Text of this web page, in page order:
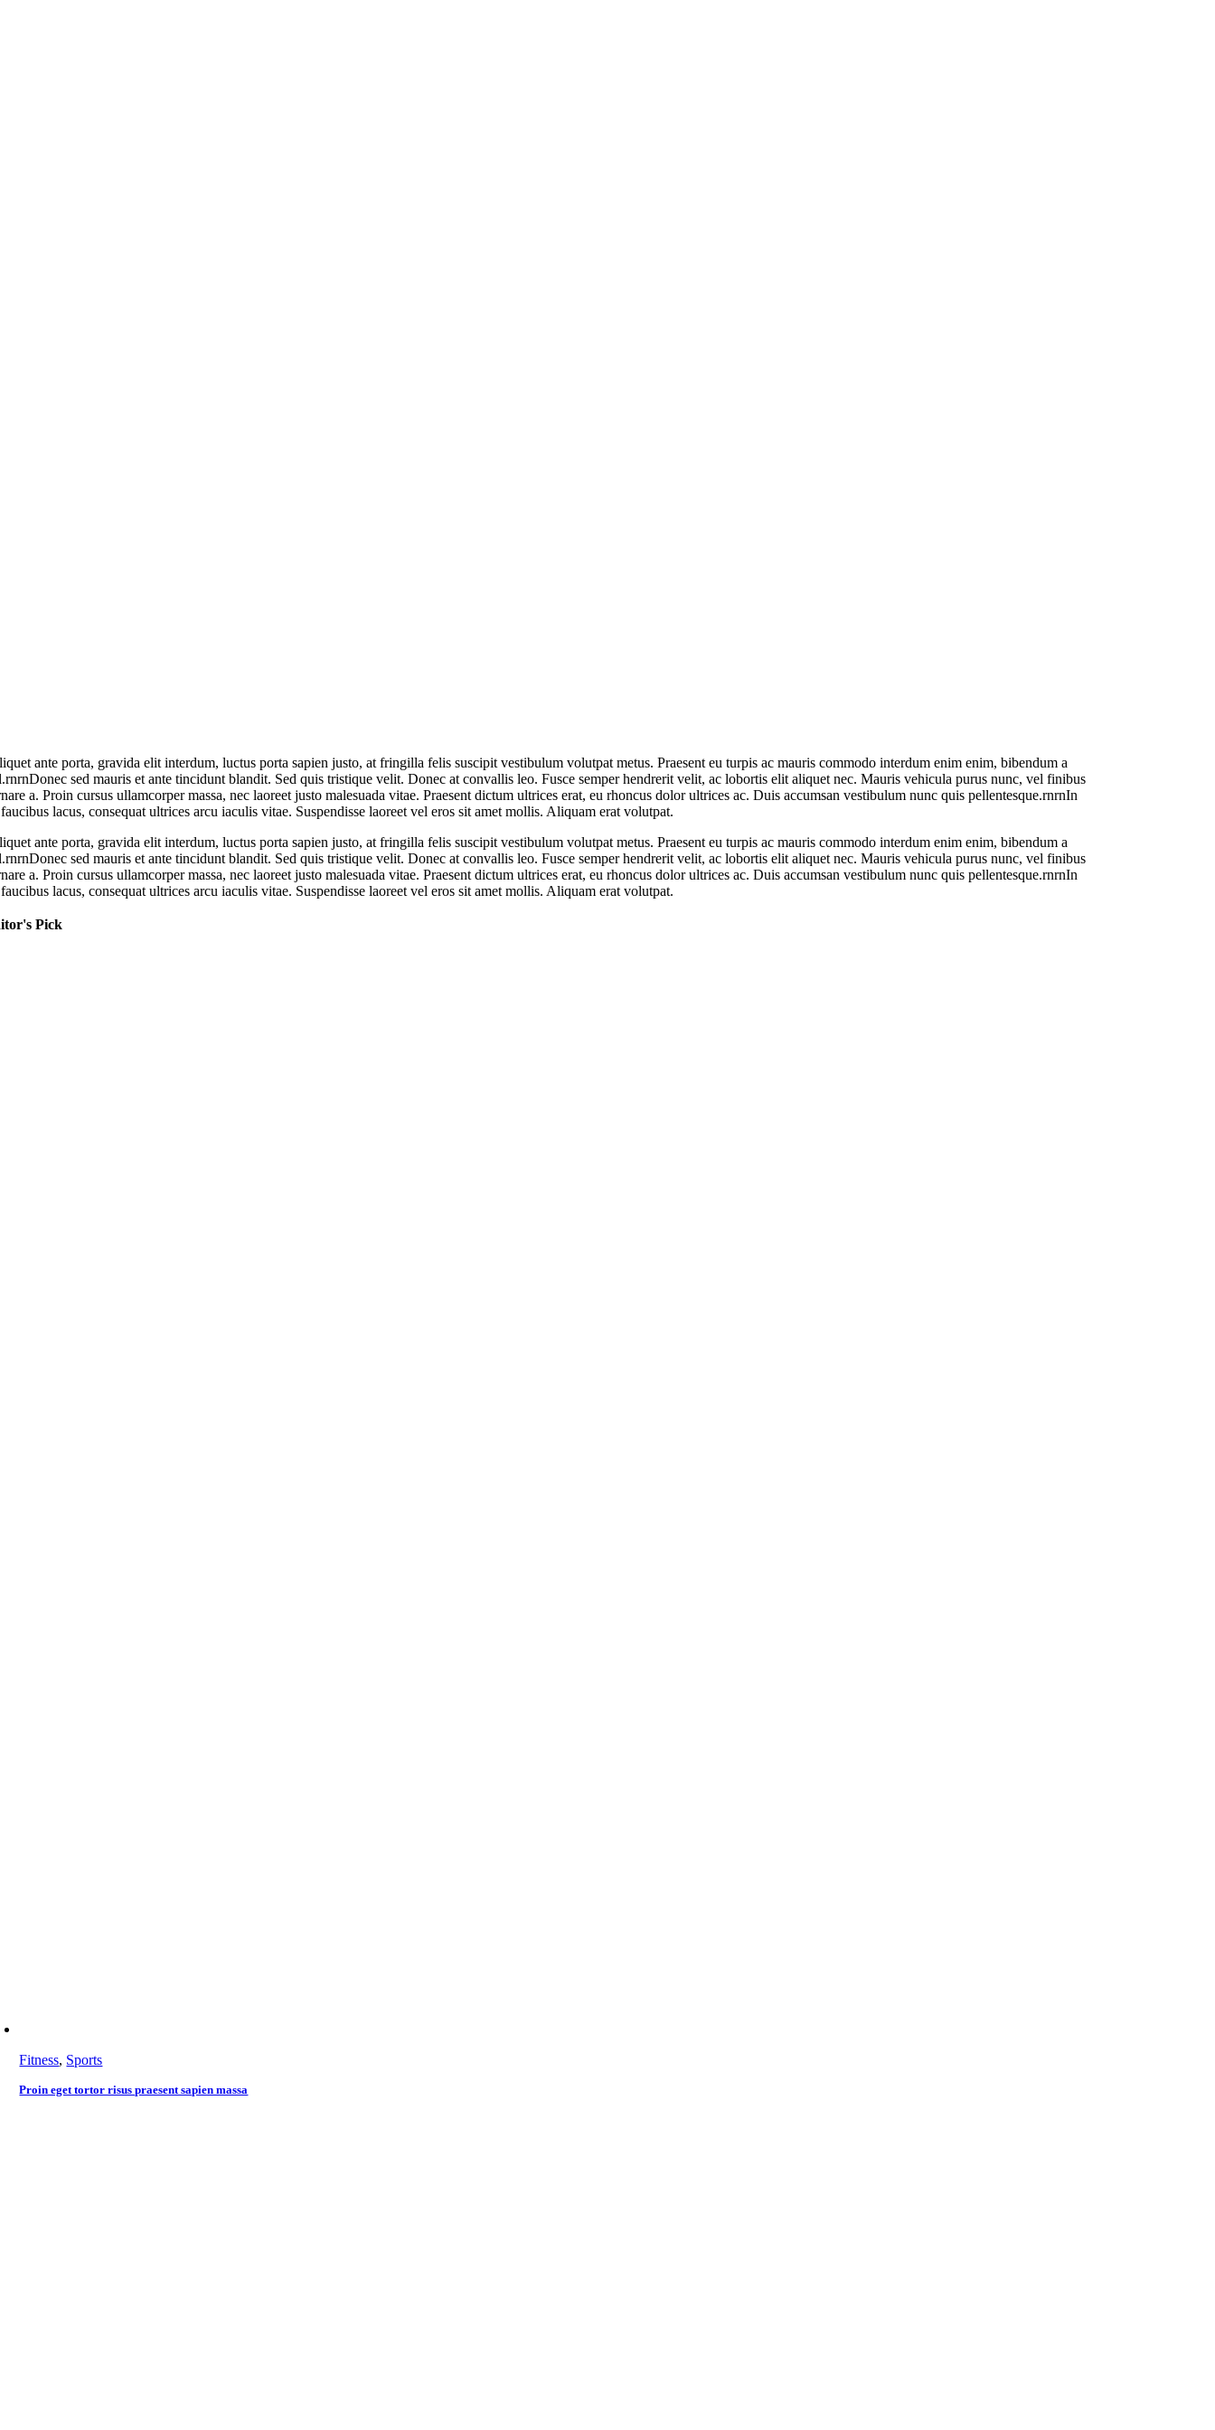
ante porta, gravida elit interdum, luctus porta sapien justo, at fringilla felis suscipit vestibulum volutpat metus. Praesent eu turpis ac mauris commodo interdum enim enim, bibendum a
sed mauris et ante tincidunt blandit. Sed quis tristique velit. Donec at convallis leo. Fusce semper hendrerit velit, ac lobortis elit aliquet nec. Mauris vehicula purus nunc, vel finibus
a. Proin cursus ullamcorper massa, nec laoreet justo malesuada vitae. Praesent dictum ultrices erat, eu rhoncus dolor ultrices ac. Duis accumsan vestibulum nunc quis pellentesque.rnrnIn
lacus, consequat ultrices arcu iaculis vitae. Suspendisse laoreet vel eros sit amet mollis. Aliquam erat volutpat.
ante porta, gravida elit interdum, luctus porta sapien justo, at fringilla felis suscipit vestibulum volutpat metus. Praesent eu turpis ac mauris commodo interdum enim enim, bibendum a
sed mauris et ante tincidunt blandit. Sed quis tristique velit. Donec at convallis leo. Fusce semper hendrerit velit, ac lobortis elit aliquet nec. Mauris vehicula purus nunc, vel finibus
a. Proin cursus ullamcorper massa, nec laoreet justo malesuada vitae. Praesent dictum ultrices erat, eu rhoncus dolor ultrices ac. Duis accumsan vestibulum nunc quis pellentesque.rnrnIn
lacus, consequat ultrices arcu iaculis vitae. Suspendisse laoreet vel eros sit amet mollis. Aliquam erat volutpat.
Pick
Fitness, Sports
Proin eget tortor risus praesent sapien massa